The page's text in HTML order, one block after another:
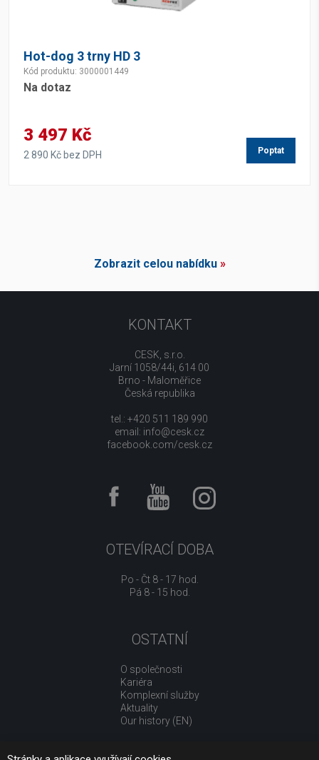
Hot-dog 3 trny HD 3
Kód produktu: 3000001449
Na dotaz
3 497 Kč
2 890 Kč bez DPH Poptat
Zobrazit celou nabídku»
KONTAKT
CESK, s.r.o.
Jarní 1058/44i, 614 00
Brno - Maloměřice
Česká republika
tel.: +420 511 189 990
email: info@cesk.cz
facebook.com/cesk.cz
OTEVÍRACÍ DOBA
Po - Čt 8 - 17 hod.
Pá 8 - 15 hod.
OSTATNÍ
O společnosti
Kariéra
Komplexní služby
Aktuality
Our history (EN)